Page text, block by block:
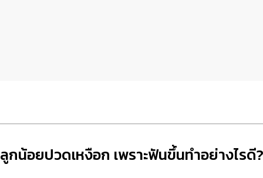
ลูกน้อยปวดเหงือก เพราะฟันขึ้นทำอย่างไรดี?